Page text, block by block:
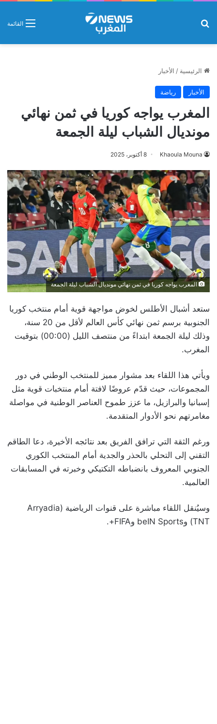
القائمة
الرئيسية / الأخبار
الأخبار رياضة
المغرب يواجه كوريا في ثمن نهائي
مونديال الشباب ليلة الجمعة
Khaoula Mouna 8 أكتوبر، 2025
المغرب يواجه كوريا في ثمن نهائي مونديال الشباب ليلة الجمعة
ستعد أشبال الأطلس لخوض مواجهة قوية أمام منتخب كوريا
الجنوبية برسم ثمن نهائي كأس العالم لأقل من 20 سنة،
وذلك ليلة الجمعة ابتداءً من منتصف الليل (00:00) بتوقيت
المغرب.
ويأتي هذا اللقاء بعد مشوار مميز للمنتخب الوطني في دور
المجموعات، حيث قدّم عروضًا لافتة أمام منتخبات قوية مثل
إسبانيا والبرازيل، ما عزز طموح العناصر الوطنية في مواصلة
مغامرتهم نحو الأدوار المتقدمة.
ورغم الثقة التي ترافق الفريق بعد نتائجه الأخيرة، دعا الطاقم
التقني إلى التحلي بالحذر والجدية أمام المنتخب الكوري
الجنوبي المعروف بانضباطه التكتيكي وخبرته في المسابقات
العالمية.
وسيُنقل اللقاء مباشرة على قنوات الرياضية (Arryadia
TNT) وbeIN Sports وFIFA+.